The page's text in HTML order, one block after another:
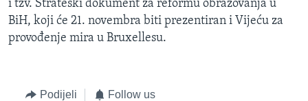
i tzv. Strateški dokument za reformu obrazovanja u
BiH, koji će 21. novembra biti prezentiran i Vijeću za
provođenje mira u Bruxellesu.
Podijeli Follow us